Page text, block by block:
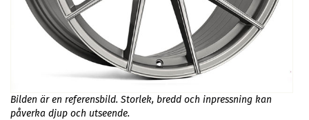
Bilden är en referensbild. Storlek, bredd och inpressning kan
påverka djup och utseende.